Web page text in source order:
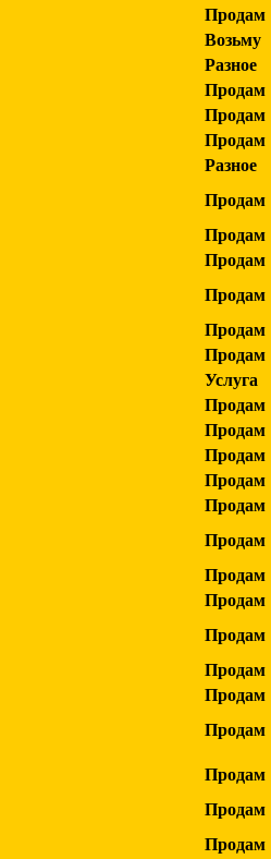
Продам
Возьму
Разное
Продам
Продам
Продам
Разное
Продам
Продам
Продам
Продам
Продам
Продам
Услуга
Продам
Продам
Продам
Продам
Продам
Продам
Продам
Продам
Продам
Продам
Продам
Продам
Продам
Продам
Продам